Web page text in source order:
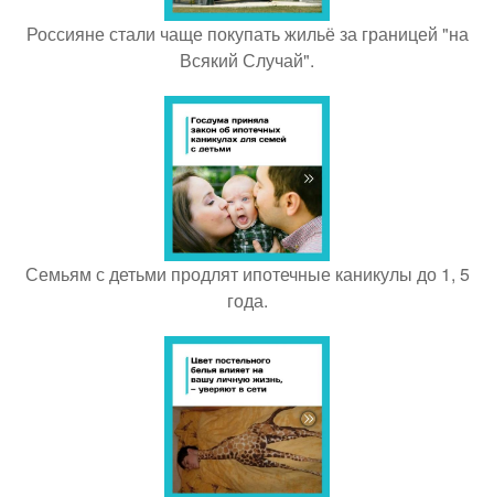
Россияне стали чаще покупать жильё за границей "на
Всякий Случай".
Семьям с детьми продлят ипотечные каникулы до 1, 5
года.